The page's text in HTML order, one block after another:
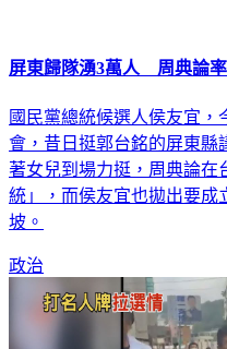
屏東歸隊湧3萬人 周典論
國民黨總統候選人侯友宜，
會，昔日挺郭台銘的屏東縣
著女兒到場力挺，周典論在
統」，而侯友宜也拋出要成
坡。
政治